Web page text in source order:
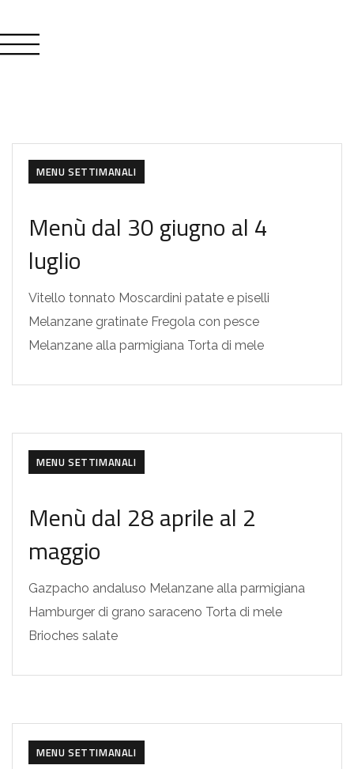
MENU SETTIMANALI
Menù dal 30 giugno al 4
luglio
Vitello tonnato Moscardini patate e piselli
Melanzane gratinate Fregola con pesce
Melanzane alla parmigiana Torta di mele
MENU SETTIMANALI
Menù dal 28 aprile al 2
maggio
Gazpacho andaluso Melanzane alla parmigiana
Hamburger di grano saraceno Torta di mele
Brioches salate
MENU SETTIMANALI